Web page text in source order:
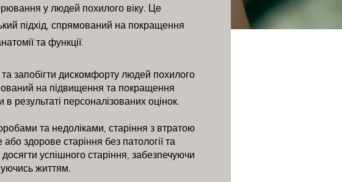
у людей похилого віку. Це
підхід, спрямований на покращення
та функції.
та запобігти дискомфорту людей похилого
на підвищення та покращення
результаті персоналізованих оцінок.
та недоліками, старіння з втратою
здорове старіння без патології та
успішного старіння, забезпечуючи
життям.